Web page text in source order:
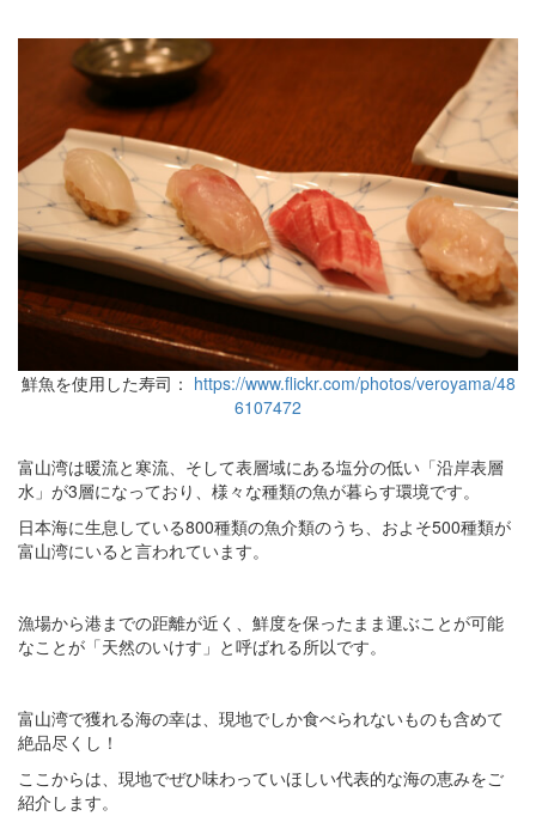
鮮魚を使用した寿司： https://www.flickr.com/photos/veroyama/48
6107472
富山湾は暖流と寒流、そして表層域にある塩分の低い「沿岸表層
水」が3層になっており、様々な種類の魚が暮らす環境です。
日本海に生息している800種類の魚介類のうち、およそ500種類が
富山湾にいると言われています。
漁場から港までの距離が近く、鮮度を保ったまま運ぶことが可能
なことが「天然のいけす」と呼ばれる所以です。
富山湾で獲れる海の幸は、現地でしか食べられないものも含めて
絶品尽くし！
ここからは、現地でぜひ味わっていほしい代表的な海の恵みをご
紹介します。